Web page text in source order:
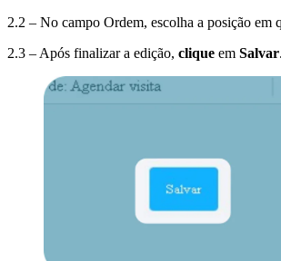
2.2 – No campo Ordem, escolha a posição em
2.3 – Após finalizar a edição, clique em Salvar.